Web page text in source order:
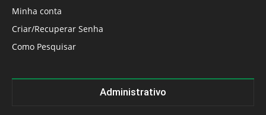
Minha conta
Criar/Recuperar Senha
Como Pesquisar
Administrativo